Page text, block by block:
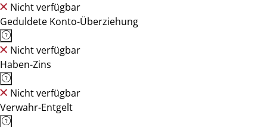
Nicht verfügbar
Geduldete Konto-Überziehung
Nicht verfügbar
Haben-Zins
Nicht verfügbar
Verwahr-Entgelt